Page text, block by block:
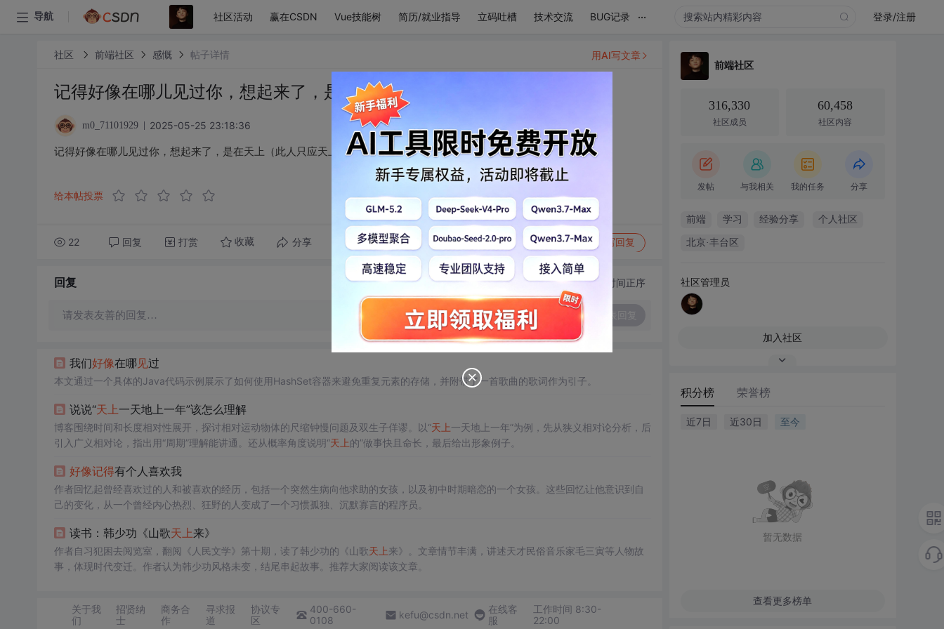
导航 社区活动 赢在CSDN Vue技能树 简历/就业指导 立码吐槽 技术交流 BUG记录 ... 登录/注册
社区 前端社区 感慨 帖子详情
记得好像在哪儿见过你，想起来了，是在天上（此人只应天上有）
m0_71101929 2025-05-25 23:18:36
记得好像在哪儿见过你，想起来了，是在天上（此人只应天上有）
给本帖投票
22 回复 打赏 收藏 分享 转发到动态 举报 写回复
用AI写文章
回复 切换为时间正序
请发表友善的回复…
我们好像在哪见过
本文通过一个具体的Java代码示例展示了如何使用HashSet容器来避免重复元素的存储，并附带了一首歌曲的歌词作为引子。
说说“天上一天地上一年”该怎么理解
博客围绕时间和长度相对性展开，探讨相对运动物体的尺缩钟慢问题及双生子佯谬。以“天上一天地上一年”为例，先从狭义相对论分析，后
引入广义相对论，指出用“周期”理解能讲通。还从概率角度说明“天上的”做事快且命长，最后给出形象例子。
好像记得有个人喜欢我
作者回忆起曾经喜欢过的人和被喜欢的经历，包括一个突然生病向他求助的女孩，以及初中时期暗恋的一个女孩。这些回忆让他意识到自
己的变化，从一个曾经内心热烈、狂野的人变成了一个习惯孤独、沉默寡言的程序员。
读书：韩少功《山歌天上来》
作者自习犯困去阅览室，翻阅《人民文学》第十期，读了韩少功的《山歌天上 来》。文章情节丰满，讲述天才民俗音乐家毛三寅等人物故
事，体现时代变迁。作者认为韩少功风格未变，结尾串起故事。推荐大家阅读该文章。
关于我
们
招贤纳
士
商务合
作
寻求报
道
协议专
区
400-660-
0108
kefu@csdn.net
在线客
服
工作时间 8:30-
22:00
前端社区
316,330
社区成员
60,458
社区内容
发帖 与我相关 我的任务 分享
前端 学习 经验分享 个人社区
北京·丰台区
社区管理员
加入社区
积分榜 荣誉榜
近7日 近30日 至今
暂无数据
查看更多榜单